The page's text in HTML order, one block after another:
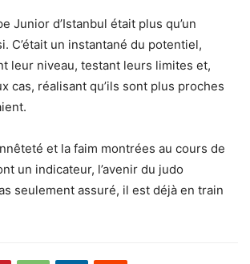
Junior d’Istanbul était plus qu’un
C’était un instantané du potentiel,
leur niveau, testant leurs limites et,
cas, réalisant qu’ils sont plus proches
et la faim montrées au cours de
un indicateur, l’avenir du judo
seulement assuré, il est déjà en train